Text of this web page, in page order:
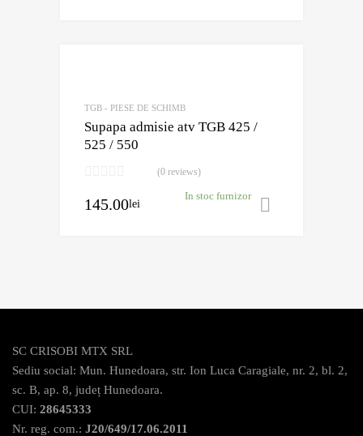
TGB - PIESE DE SCHIMB
Supapa admisie atv TGB 425 /
525 / 550
(0 reviews)
145.00lei
In stoc furnizor
SC CRISOBI MTX SRL
Sediu social: Mun. Hunedoara, str. Ion Luca Caragiale, nr. 2, bl. 2,
sc. B, ap. 8, județ Hunedoara.
CUI: 28645333
Nr. reg. com.: J20/649/17.06.2011